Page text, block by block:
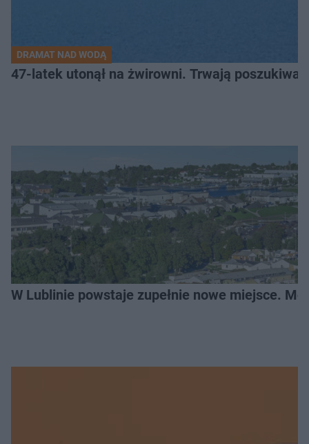
DRAMAT NAD WODĄ
47-latek utonął na żwirowni. Trwają
W Lublinie powstaje zupełnie nowe miejsce.